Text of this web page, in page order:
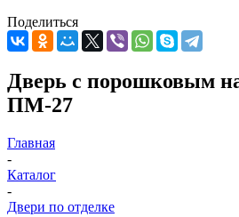
Поделиться
Дверь с порошковым
ПМ-27
Главная
-
Каталог
-
Двери по отделке